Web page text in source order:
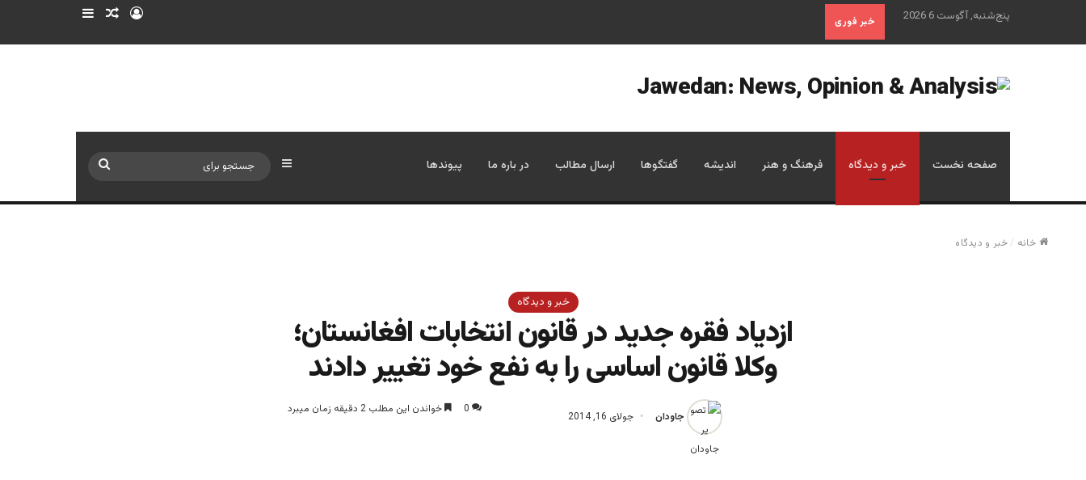
پنج‌شنبه, آگوست 6 2026 خبر فوری ورود نوشته تصادفی
صفحه نخست خبر و دیدگاه فرهنگ و هنر اندیشه گفتگوها ارسال مطالب در باره ما پیوندها سایدبار
خانه /خبر و دیدگاه
خبر و دیدگاه
ازدیاد فقره جدید در قانون انتخابات افغانستان؛
وکلا قانون اساسی را به نفع خود تغییر دادند
جاودان جولای 16, 2014
0 خواندن این مطلب 2 دقیقه زمان میبرد